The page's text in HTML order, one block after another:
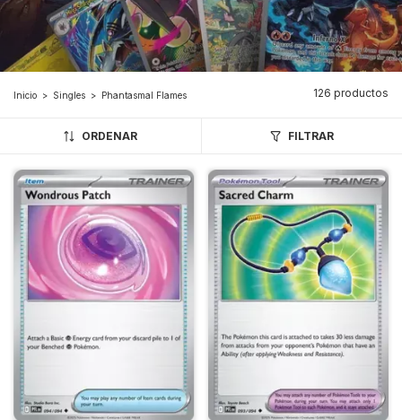
Inicio > Singles > Phantasmal Flames 126 productos
ORDENAR FILTRAR